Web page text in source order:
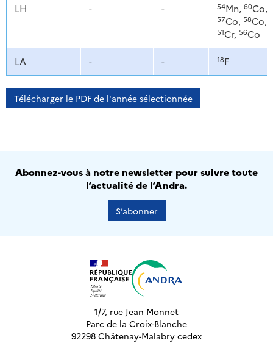
LH - - 54Mn, 60Co,
57Co, 58Co,
51Cr, 56Co
LA - - 18F
Télécharger le PDF de l'année sélectionnée
Abonnez-vous à notre newsletter pour suivre toute
l’actualité de l’Andra.
S’abonner
1/7, rue Jean Monnet
Parc de la Croix-Blanche
92298 Châtenay-Malabry cedex